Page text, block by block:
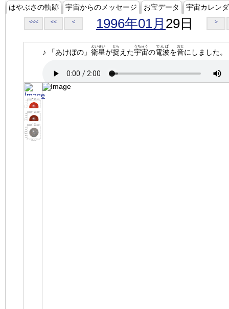
はやぶさの軌跡 宇宙からのメッセージ お宝データ 宇宙カレン
<<< << < 1996年01月 29日 >
♪ 「あけぼの」 衛星
えいせい
が捉
とら
えた宇宙
うちゅう
の電波
でんぱ
を音
おと
にしました。